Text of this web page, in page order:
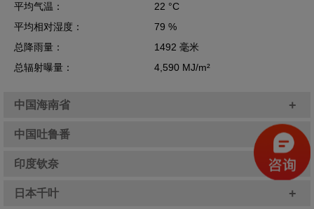
平均气温：
22 °C
平均相对湿度：
79 %
总降雨量：
1492 毫米
总辐射曝量：
4,590 MJ/m²
中国海南省 +
中国吐鲁番 +
印度钦奈 +
日本千叶 +